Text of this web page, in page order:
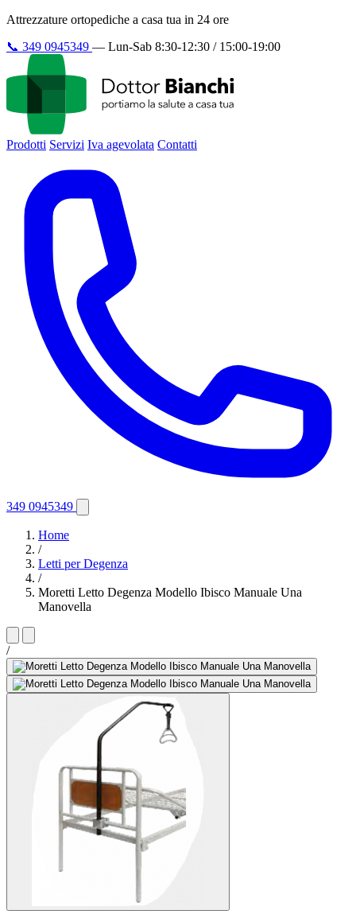
Attrezzature ortopediche a casa tua in 24 ore
📞 349 0945349 — Lun-Sab 8:30-12:30 / 15:00-19:00
Prodotti Servizi Iva agevolata Contatti
349 0945349
Home
/
Letti per Degenza
/
Moretti Letto Degenza Modello Ibisco Manuale Una
Manovella
/